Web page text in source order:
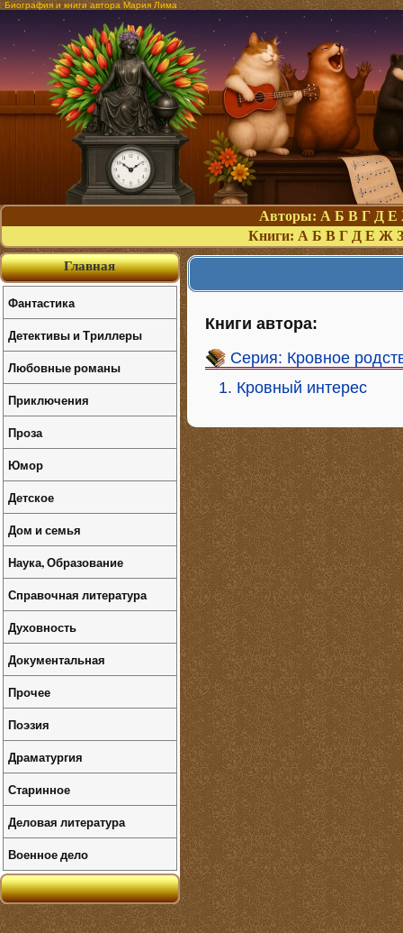
Биография и книги автора Мария Лима
Авторы: А Б В Г Д Е
Книги: А Б В Г Д Е Ж З
Книги автора:
Серия: Кровное
1. Кровный интерес
Главная
Фантастика
Детективы и Триллеры
Любовные романы
Приключения
Проза
Юмор
Детское
Дом и семья
Наука, Образование
Справочная литература
Духовность
Документальная
Прочее
Поэзия
Драматургия
Старинное
Деловая литература
Военное дело